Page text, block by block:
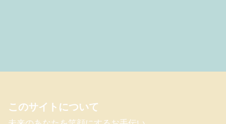
このサイトについて